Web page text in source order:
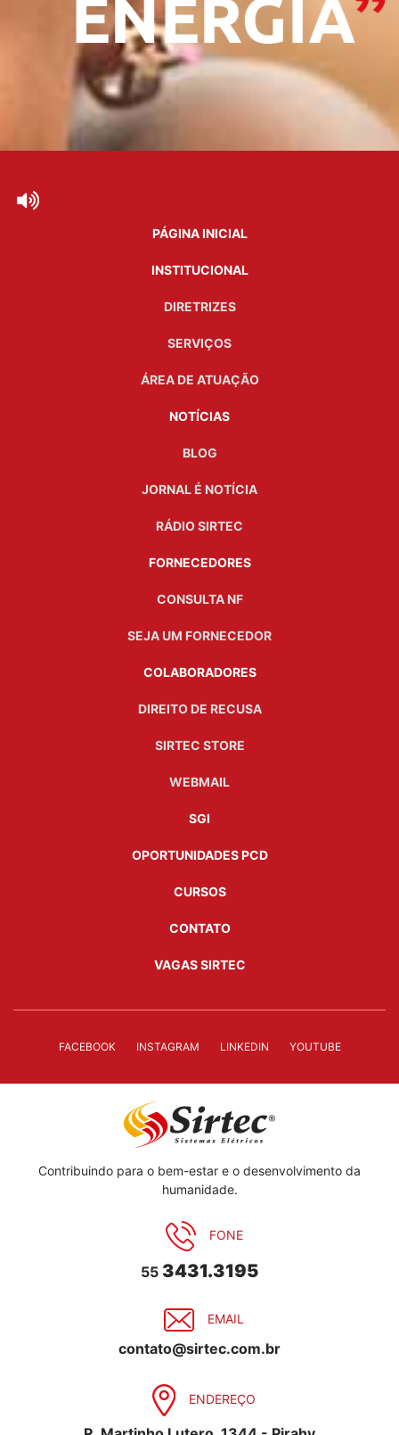
PÁGINA INICIAL
INSTITUCIONAL
DIRETRIZES
SERVIÇOS
ÁREA DE ATUAÇÃO
NOTÍCIAS
BLOG
JORNAL É NOTÍCIA
RÁDIO SIRTEC
FORNECEDORES
CONSULTA NF
SEJA UM FORNECEDOR
COLABORADORES
DIREITO DE RECUSA
SIRTEC STORE
WEBMAIL
SGI
OPORTUNIDADES PCD
CURSOS
CONTATO
VAGAS SIRTEC
FACEBOOK INSTAGRAM LINKEDIN YOUTUBE
Contribuindo para o bem-estar e o desenvolvimento da
humanidade.
FONE
55 3431.3195
EMAIL
contato@sirtec.com.br
ENDEREÇO